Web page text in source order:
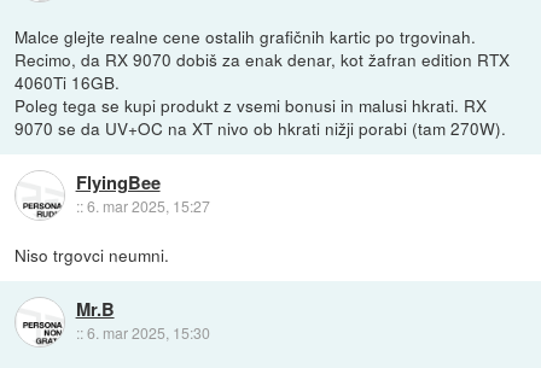
Malce glejte realne cene ostalih grafičnih kartic po trgovinah.
Recimo, da RX 9070 dobiš za enak denar, kot žafran edition RTX
4060Ti 16GB.
Poleg tega se kupi produkt z vsemi bonusi in malusi hkrati. RX
9070 se da UV+OC na XT nivo ob hkrati nižji porabi (tam 270W).
FlyingBee
::6. mar 2025, 15:27
Niso trgovci neumni.
Mr.B
::6. mar 2025, 15:30